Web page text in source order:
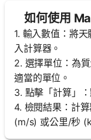
如何使用
1. 輸入數值：將
入計算器。
2. 選擇單位：為
適當的單位。
3. 點擊「計算」
4. 檢閱結果：計
(m/s) 或公里/秒